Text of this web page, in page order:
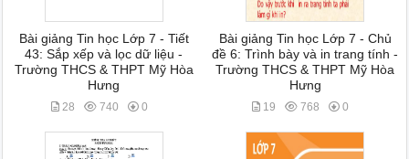
Bài giảng Tin học Lớp 7 - Tiết
43: Sắp xếp và lọc dữ liệu -
Trường THCS & THPT Mỹ Hòa
Hưng
28 740 0
Bài giảng Tin học Lớp 7 - Chủ
đề 6: Trình bày và in trang tính -
Trường THCS & THPT Mỹ Hòa
Hưng
19 768 0